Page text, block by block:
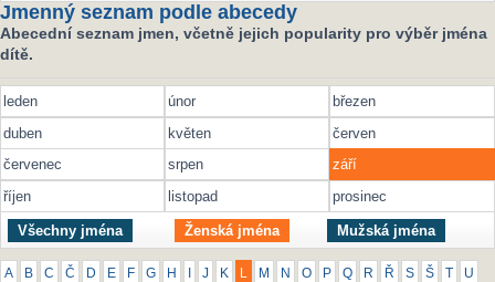
Jmenný seznam podle abecedy
Abecední seznam jmen, včetně jejich popularity pro výběr jména
dítě.
leden únor
březen
duben
květen
červen
červenec
srpen
září
říjen
listopad prosinec
Všechny jména Ženská jména Mužská jména
A B C Č D E F G H J K M N O P Q R Ř S Š U